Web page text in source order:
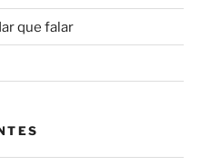
que falar